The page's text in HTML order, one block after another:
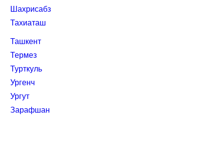
Шахрисабз
Тахиаташ
Ташкент
Термез
Турткуль
Ургенч
Ургут
Зарафшан